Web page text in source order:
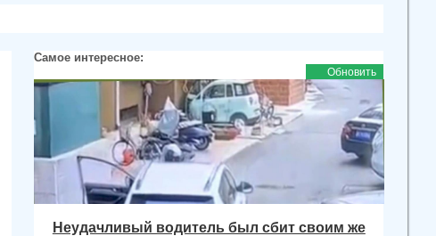
Самое интересное:
Обновить
Неудачливый водитель был сбит своим же